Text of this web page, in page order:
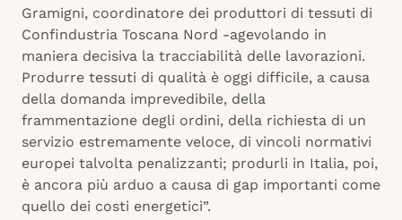
Gramigni, coordinatore dei produttori di tessuti di
Confindustria Toscana Nord -agevolando in
maniera decisiva la tracciabilità delle lavorazioni.
Produrre tessuti di qualità è oggi difficile, a causa
della domanda imprevedibile, della
frammentazione degli ordini, della richiesta di un
servizio estremamente veloce, di vincoli normativi
europei talvolta penalizzanti; produrli in Italia, poi,
è ancora più arduo a causa di gap importanti come
quello dei costi energetici”.